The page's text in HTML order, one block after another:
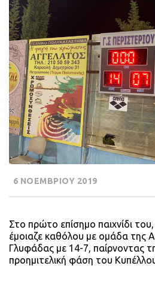
6 ΝΟΕΜΒΡΙΟΥ 2019
Στο πρώτο επίσημο παιχνίδι
έμοιαζε καθόλου με ομάδα της
Γλυφάδας με 14-7, παίρνοντας
προημιτελική φάση του